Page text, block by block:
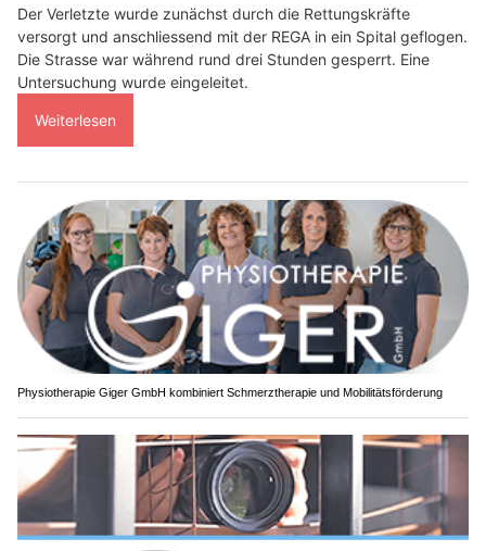
Der Verletzte wurde zunächst durch die Rettungskräfte
versorgt und anschliessend mit der REGA in ein Spital geflogen.
Die Strasse war während rund drei Stunden gesperrt. Eine
Untersuchung wurde eingeleitet.
Weiterlesen
Physiotherapie Giger GmbH kombiniert Schmerztherapie und Mobilitätsförderung